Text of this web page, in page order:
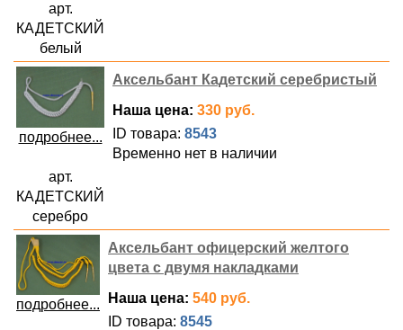
арт.
КАДЕТСКИЙ
белый
подробнее...
арт.
КАДЕТСКИЙ
серебро
Аксельбант Кадетский серебристый
Наша цена: 330 руб.
ID товара: 8543
Временно нет в наличии
подробнее...
Аксельбант офицерский желтого
цвета с двумя накладками
Наша цена: 540 руб.
ID товара: 8545